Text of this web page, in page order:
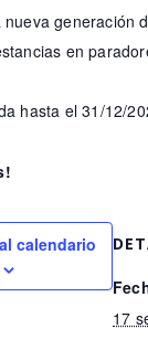
nueva generación
en
hasta el 31/12/
calendario
17